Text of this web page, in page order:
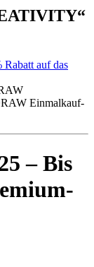
auf das
Einmalkauf-
– Bis